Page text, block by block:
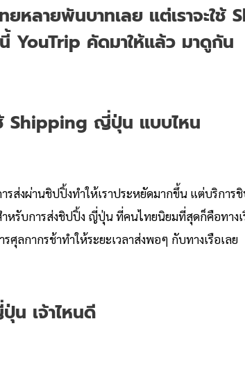
ยหลายพันบาทเลย แต่เราจะใ
นี้ YouTrip คัดมาให้แล้ว มาดูกัน
Shipping ญี่ปุ่น แบบไหน
รส่งผ่านชิปปิ้งทำให้เราประหยัดมากขึ้น แต่บริกา
รับการส่งชิปปิ้ง ญี่ปุ่น ที่คนไทยนิยมที่สุดก็คือทางเ
รศุลกากรช้าทำให้ระยะเวลาส่งพอๆ กับทางเรือเลย
เจ้าไหนดี